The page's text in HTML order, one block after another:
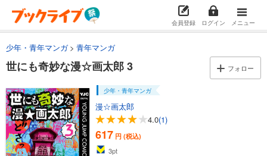
会員登録 ログイン メニュー
少年・青年マンガ 青年マンガ
世にも奇妙な漫☆画太郎 3 フォロー
少年・青年マンガ
漫☆画太郎
4.0(1)
617 円 (税込)
3pt